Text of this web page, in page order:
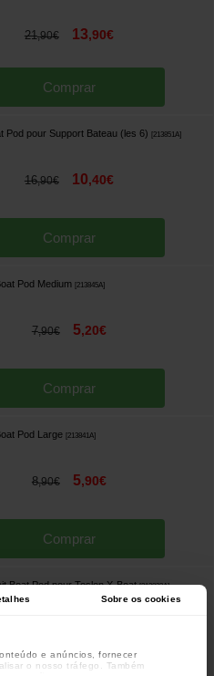
Sobre os cookies
e anúncios, fornecer
o nosso tráfego. Também
21,90€ 13,90€
Comprar
Pod pour Support Bateau (les 6) 213851A]
16,90€ 10,40€
Comprar
Pod Medium 213845A]
7,90€ 5,20€
Comprar
Pod Large 213841A]
8,90€ 5,90€
Comprar
Boat Pod pour Toslon X-Boat [213833A]